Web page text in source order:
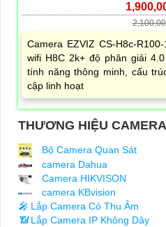
Camera EZVIZ CS-H8c-
wifi H8C 2k+ độ phân giải
tính năng thông minh, cấu
cập linh hoạt
THƯƠNG HIỆU CAMERA
Bộ Camera Quan Sát
camera Dahua
Camera HIKVISON
camera KBvision
️🎤️ Lắp Camera Có Thu Âm
📶Lắp Camera IP Không Dây